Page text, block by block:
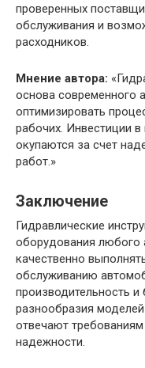
проверенных
обслуживания и
расходников.
Мнение автора:
основа современного
оптимизировать
рабочих. Инвестиции
окупаются за счет
работ.»
Заключение
Гидравлические
оборудования любого
качественно
обслуживанию
производительность
разнообразия
отвечают
надежности.